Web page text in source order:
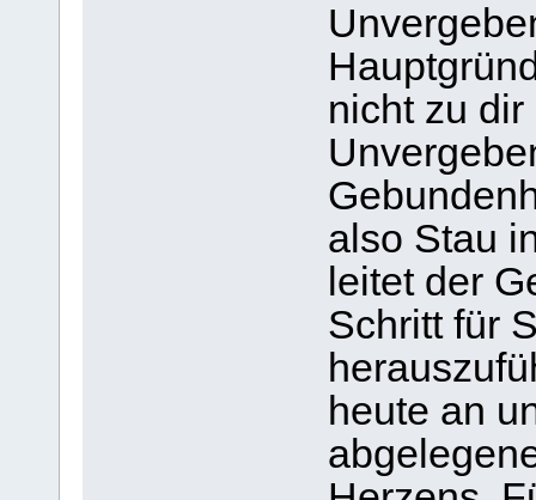
nicht zu
also Stau
leitet der
Schritt für
heute an